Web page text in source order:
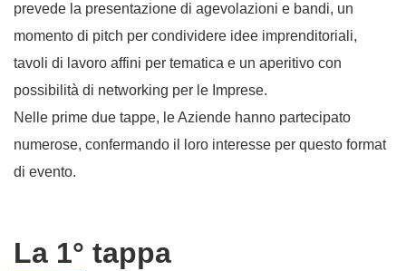
prevede la presentazione di agevolazioni e bandi, un
momento di pitch per condividere idee imprenditoriali,
tavoli di lavoro affini per tematica e un aperitivo con
possibilità di networking per le Imprese.
Nelle prime due tappe, le Aziende hanno partecipato
numerose, confermando il loro interesse per questo format
di evento.
La 1° tappa